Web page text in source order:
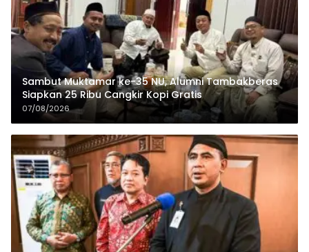
Sambut Muktamar ke-35 NU, Alumni Tambakberas
Siapkan 25 Ribu Cangkir Kopi Gratis
07/08/2026